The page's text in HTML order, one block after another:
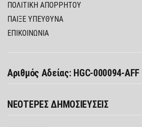
ΠΟΛΙΤΙΚΉ ΑΠΟΡΡΉΤΟΥ
ΠΑΊΞΕ ΥΠΕΎΘΥΝΑ
ΕΠΙΚΟΙΝΩΝΙΑ
Αριθμός Αδείας: HGC-000094-AFF
ΝΕΟΤΕΡΕΣ ΔΗΜΟΣΙΕΥΣΕΙΣ